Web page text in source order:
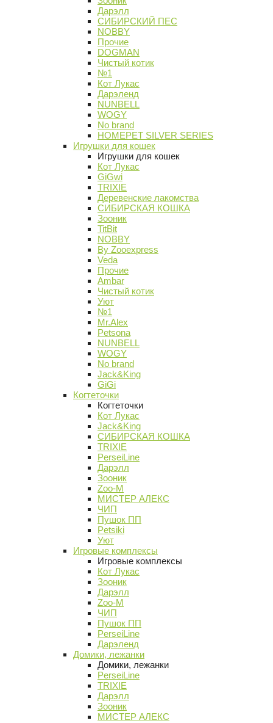
Дарэлл
СИБИРСКИЙ ПЕС
NOBBY
Прочие
DOGMAN
Чистый котик
№1
Кот Лукас
Дарэленд
NUNBELL
WOGY
No brand
HOMEPET SILVER SERIES
Игрушки для кошек
Игрушки для кошек
Кот Лукас
GiGwi
TRIXIE
Деревенские лакомства
СИБИРСКАЯ КОШКА
Зооник
TitBit
NOBBY
By Zooexpress
Veda
Прочие
Ambar
Чистый котик
Уют
№1
Mr.Alex
Petsona
NUNBELL
WOGY
No brand
Jack&King
GiGi
Когтеточки
Когтеточки
Кот Лукас
Jack&King
СИБИРСКАЯ КОШКА
TRIXIE
PerseiLine
Дарэлл
Зооник
Zoo-M
МИСТЕР АЛЕКС
ЧИП
Пушок ПП
Petsiki
Уют
Игровые комплексы
Игровые комплексы
Кот Лукас
Зооник
Дарэлл
Zoo-M
ЧИП
Пушок ПП
PerseiLine
Дарэленд
Домики, лежанки
Домики, лежанки
PerseiLine
TRIXIE
Дарэлл
Зооник
МИСТЕР АЛЕКС